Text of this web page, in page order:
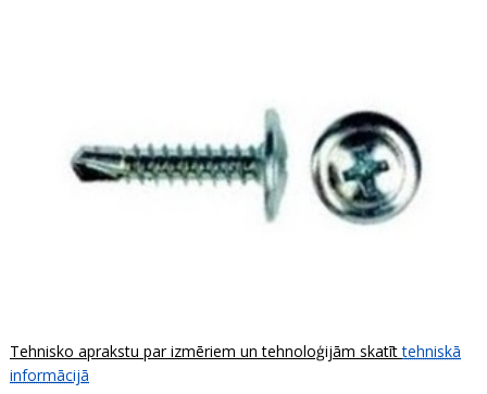
Tehnisko aprakstu par izmēriem un tehnoloģijām skatīttehniskā
informācijā